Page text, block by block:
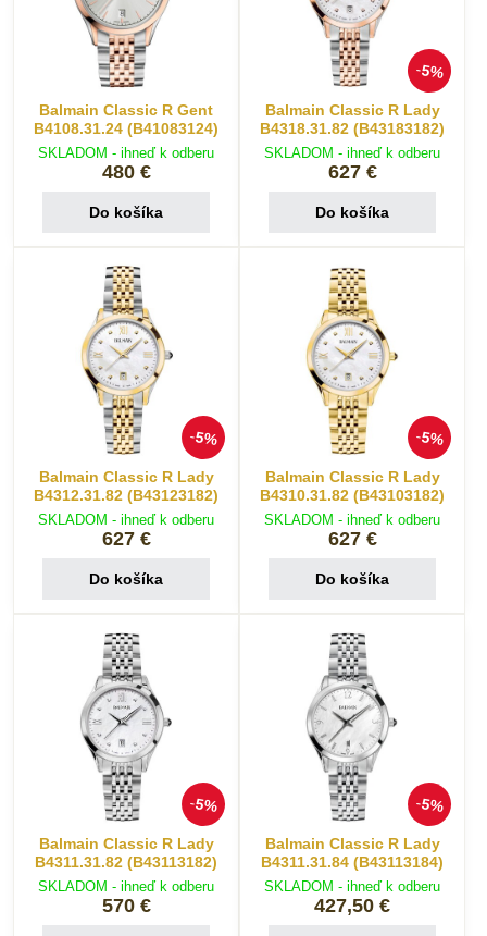
Balmain Classic R Gent
B4108.31.24 (B41083124)
SKLADOM - ihneď k odberu
480 €
Do košíka
5%
Balmain Classic R Lady
B4318.31.82 (B43183182)
SKLADOM - ihneď k odberu
627 €
Do košíka
5%
Balmain Classic R Lady
B4312.31.82 (B43123182)
SKLADOM - ihneď k odberu
627 €
Do košíka
5%
Balmain Classic R Lady
B4310.31.82 (B43103182)
SKLADOM - ihneď k odberu
627 €
Do košíka
5%
Balmain Classic R Lady
B4311.31.82 (B43113182)
SKLADOM - ihneď k odberu
570 €
5%
Balmain Classic R Lady
B4311.31.84 (B43113184)
SKLADOM - ihneď k odberu
427,50 €